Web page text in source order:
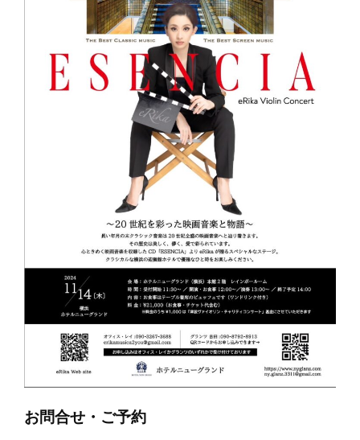
お問合せ・ご予約